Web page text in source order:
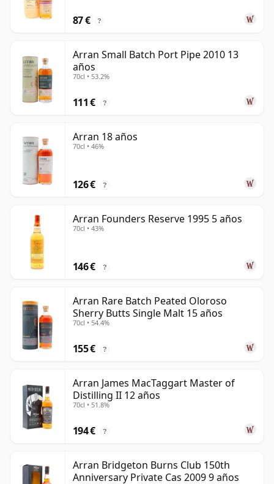
87 € ?
Arran Small Batch Port Pipe 2010 13
años
70cl • 53.2%
111 € ?
Arran 18 años
70cl • 46%
126 € ?
Arran Founders Reserve 1995 5 años
70cl • 43%
146 € ?
Arran Rare Batch Peated Oloroso
Sherry Butts Single Malt 15 años
70cl • 54.4%
155 € ?
Arran James MacTaggart Master of
Distilling II 12 años
70cl • 51.8%
194 € ?
Arran Bridgeton Burns Club 150th
Anniversary Private Cas 2009 9 años